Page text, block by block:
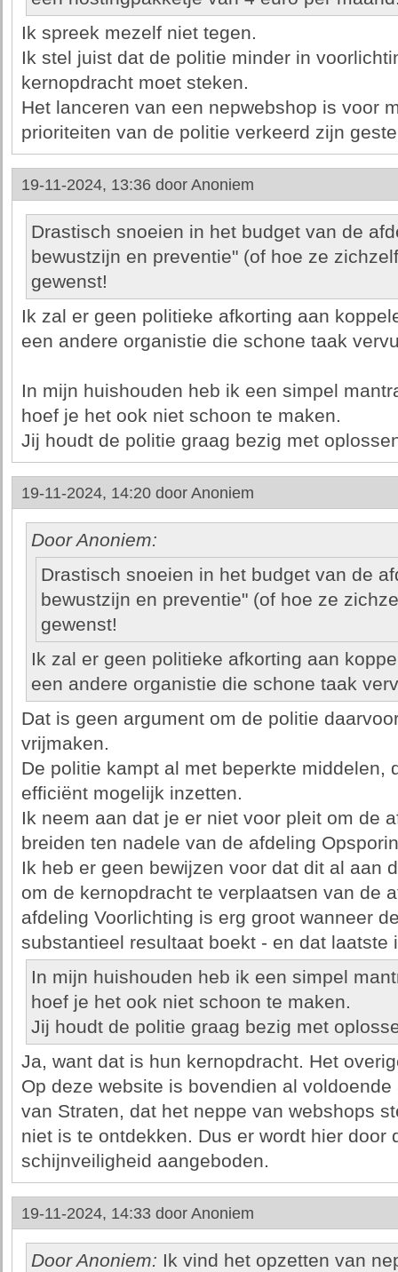
Ik spreek mezelf niet tegen.
Ik stel juist dat de politie minder in
kernopdracht moet steken.
Het lanceren van een nepwebshop is voor
prioriteiten van de politie verkeerd zijn
19-11-2024, 13:36 door Anoniem
Drastisch snoeien in het budget van de
bewustzijn en preventie" (of hoe ze
gewenst!
Ik zal er geen politieke afkorting aan
een andere organistie die schone taak
In mijn huishouden heb ik een simpel
hoef je het ook niet schoon te maken.
Jij houdt de politie graag bezig met
19-11-2024, 14:20 door Anoniem
Door Anoniem:
Drastisch snoeien in het budget van de
bewustzijn en preventie" (of hoe ze
gewenst!
Ik zal er geen politieke afkorting aan
een andere organistie die schone taak
Dat is geen argument om de politie
vrijmaken.
De politie kampt al met beperkte middelen,
efficiënt mogelijk inzetten.
Ik neem aan dat je er niet voor pleit om de
breiden ten nadele van de afdeling
Ik heb er geen bewijzen voor dat dit al aan
om de kernopdracht te verplaatsen van de
afdeling Voorlichting is erg groot wanneer
substantieel resultaat boekt - en dat laatste
In mijn huishouden heb ik een simpel
hoef je het ook niet schoon te maken.
Jij houdt de politie graag bezig met
Ja, want dat is hun kernopdracht. Het
Op deze website is bovendien al
van Straten, dat het neppe van webshops
niet is te ontdekken. Dus er wordt hier door
schijnveiligheid aangeboden.
19-11-2024, 14:33 door Anoniem
Door Anoniem: Ik vind het opzetten van